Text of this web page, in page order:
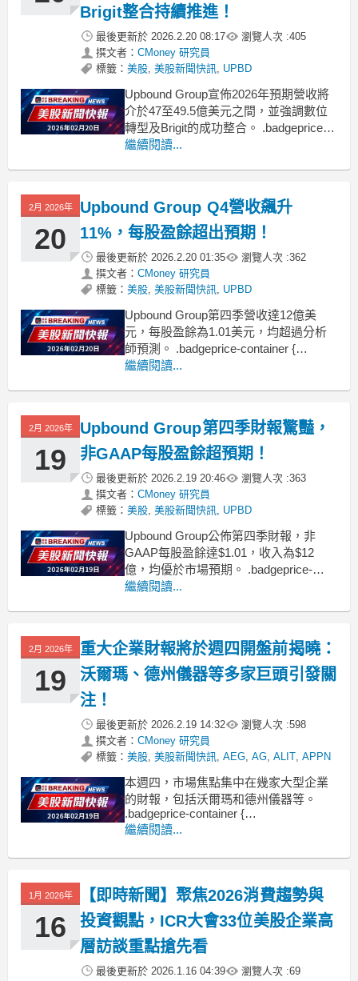
Brigit整合持續推進！
最後更新於 2026.2.20 08:17 瀏覽人次 :405
撰文者： CMoney 研究員
標籤： 美股, 美股新聞快訊, UPBD
Upbound Group宣佈2026年預期營收將
介於47至49.5億美元之間，並強調數位
轉型及Brigit的成功整合。 .badgeprice-
container {
gap: 1rem !important;
繼續閱讀...
2月 2026年
20
Upbound Group Q4營收飆升
11%，每股盈餘超出預期！
最後更新於 2026.2.20 01:35 瀏覽人次 :362
撰文者： CMoney 研究員
標籤： 美股, 美股新聞快訊, UPBD
Upbound Group第四季營收達12億美
元，每股盈餘為1.01美元，均超過分析
師預測。 .badgeprice-container {
display: flex !important;
flex
繼續閱讀...
2月 2026年
19
Upbound Group第四季財報驚豔，
非GAAP每股盈餘超預期！
最後更新於 2026.2.19 20:46 瀏覽人次 :363
撰文者： CMoney 研究員
標籤： 美股, 美股新聞快訊, UPBD
Upbound Group公佈第四季財報，非
GAAP每股盈餘達$1.01，收入為$12
億，均優於市場預期。 .badgeprice-
container {
gap: 1rem !important;
繼續閱讀...
2月 2026年
19
重大企業財報將於週四開盤前揭曉：
沃爾瑪、德州儀器等多家巨頭引發關
注！
最後更新於 2026.2.19 14:32 瀏覽人次 :598
撰文者： CMoney 研究員
標籤： 美股, 美股新聞快訊, AEG, AG, ALIT, APPN
本週四，市場焦點集中在幾家大型企業
的財報，包括沃爾瑪和德州儀器等。
.badgeprice-container {
display: flex !important;
繼續閱讀...
1月 2026年
16
【即時新聞】聚焦2026消費趨勢與
投資觀點，ICR大會33位美股企業高
層訪談重點搶先看
最後更新於 2026.1.16 04:39 瀏覽人次 :69